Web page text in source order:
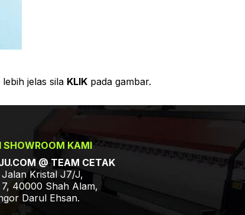
jelas sila KLIK pada gambar.
SHOWROOM KAMI
@ TEAM CETAK
Kristal J7/J,
40000 Shah Alam,
Darul Ehsan.